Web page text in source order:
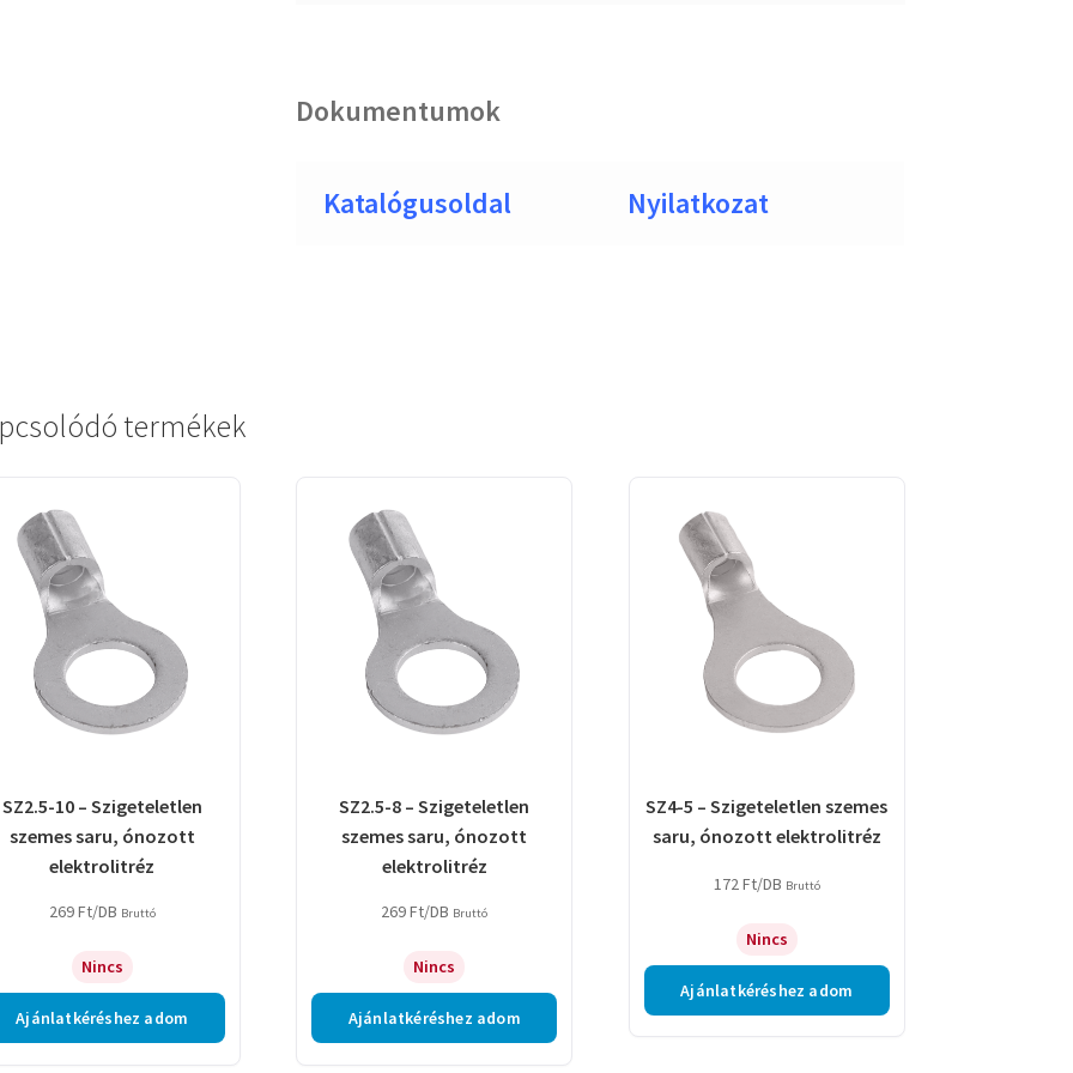
Dokumentumok
Katalógusoldal Nyilatkozat
termékek
SZ2.5-10 – Szigeteletlen
szemes saru, ónozott
elektrolitréz
269Ft/DB Bruttó
Nincs
Ajánlatkéréshez adom
SZ2.5-8 – Szigeteletlen
szemes saru, ónozott
elektrolitréz
269Ft/DB Bruttó
Nincs
Ajánlatkéréshez adom
SZ4-5 – Szigeteletlen szemes
saru, ónozott elektrolitréz
172Ft/DB Bruttó
Nincs
Ajánlatkéréshez adom